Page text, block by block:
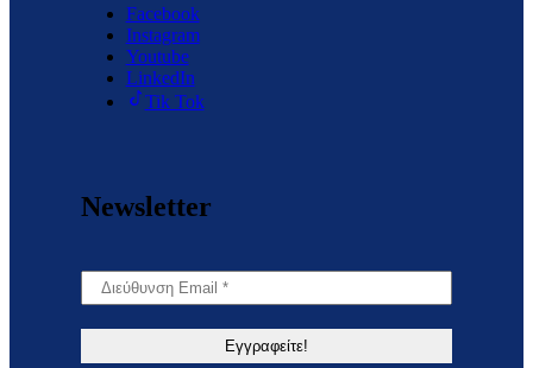
Facebook
Instagram
Youtube
LinkedIn
Tik Tok
Newsletter